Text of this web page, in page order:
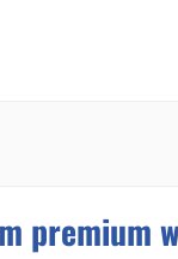
premium